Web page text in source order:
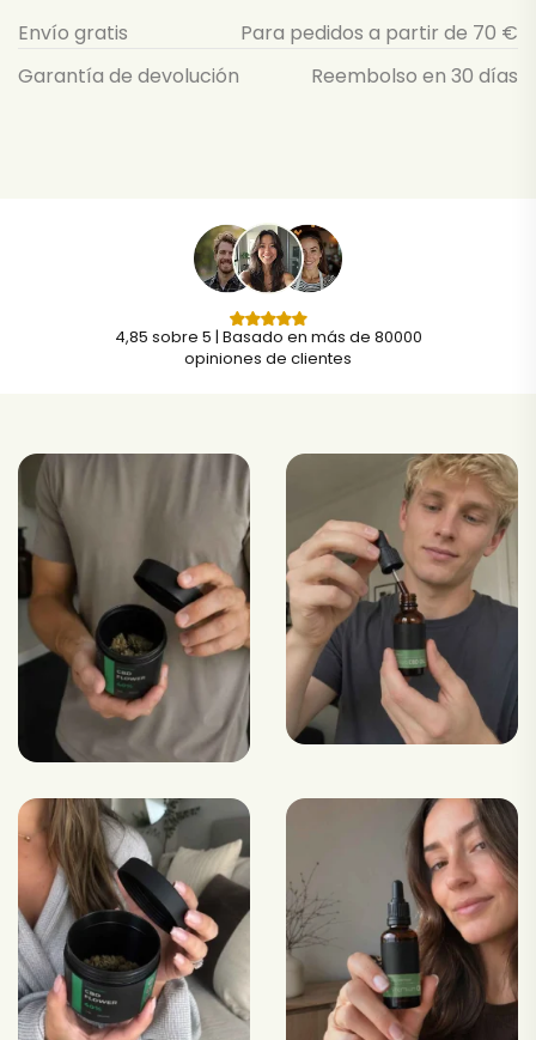
Envío gratis
Para pedidos a partir de 70 €
Garantía de devolución
Reembolso en 30 días
4,85 sobre 5 | Basado en más de 80000
opiniones de clientes